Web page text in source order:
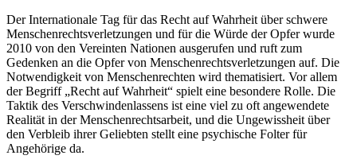
Der Internationale Tag für das Recht auf Wahrheit über schwere
Menschenrechtsverletzungen und für die Würde der Opfer wurde
2010 von den Vereinten Nationen ausgerufen und ruft zum
Gedenken an die Opfer von Menschenrechtsverletzungen auf. Die
Notwendigkeit von Menschenrechten wird thematisiert. Vor allem
der Begriff „Recht auf Wahrheit“ spielt eine besondere Rolle. Die
Taktik des Verschwindenlassens ist eine viel zu oft angewendete
Realität in der Menschenrechtsarbeit, und die Ungewissheit über
den Verbleib ihrer Geliebten stellt eine psychische Folter für
Angehörige da.